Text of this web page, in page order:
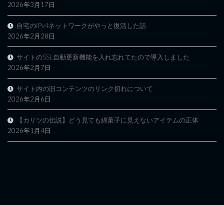
2026年3月17日
自宅のIPv4ネットワークがやっと復活した話
2026年2月28日
サイトのSSL自動更新機能を入れ忘れてたので導入しました
2026年2月7日
サイト内の旧コンテンツのリンク切れについて
2026年2月6日
【カリツの伝説】どう見ても綿菓子に見えないアイテムの正体
2026年1月4日